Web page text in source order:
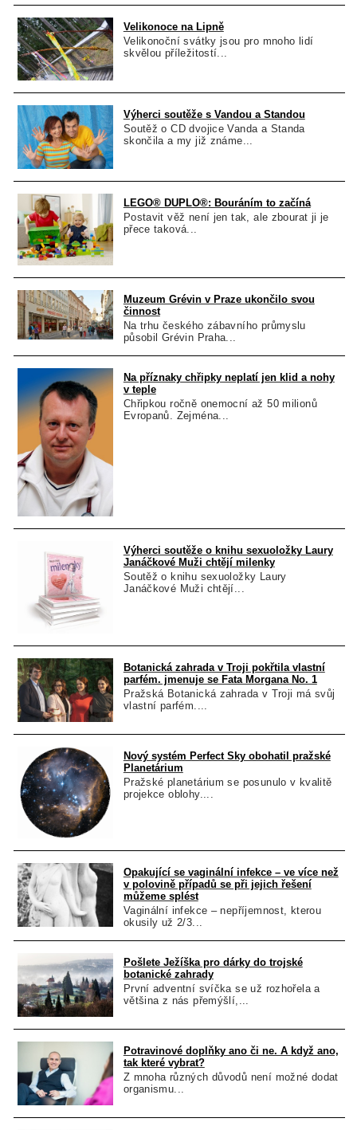
Velikonoce na Lipně
Velikonoční svátky jsou pro mnoho lidí
skvělou příležitostí...
Výherci soutěže s Vandou a Standou
Soutěž o CD dvojice Vanda a Standa
skončila a my již známe...
LEGO® DUPLO®: Bouráním to začíná
Postavit věž není jen tak, ale zbourat ji je
přece taková...
Muzeum Grévin v Praze ukončilo svou
činnost
Na trhu českého zábavního průmyslu
působil Grévin Praha...
Na příznaky chřipky neplatí jen klid a nohy
v teple
Chřipkou ročně onemocní až 50 milionů
Evropanů. Zejména...
Výherci soutěže o knihu sexuoložky Laury
Janáčkové Muži chtějí milenky
Soutěž o knihu sexuoložky Laury
Janáčkové Muži chtějí...
Botanická zahrada v Troji pokřtila vlastní
parfém. jmenuje se Fata Morgana No. 1
Pražská Botanická zahrada v Troji má svůj
vlastní parfém....
Nový systém Perfect Sky obohatil pražské
Planetárium
Pražské planetárium se posunulo v kvalitě
projekce oblohy....
Opakující se vaginální infekce – ve více než
v polovině případů se při jejich řešení
můžeme splést
Vaginální infekce – nepříjemnost, kterou
okusily už 2/3...
Pošlete Ježíška pro dárky do trojské
botanické zahrady
První adventní svíčka se už rozhořela a
většina z nás přemýšlí,...
Potravinové doplňky ano či ne. A když ano,
tak které vybrat?
Z mnoha různých důvodů není možné dodat
organismu...